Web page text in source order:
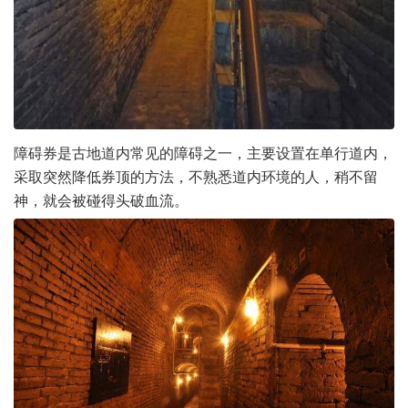
障碍券是古地道内常见的障碍之一，主要设置在单行道内，
采取突然降低券顶的方法，不熟悉道内环境的人，稍不留
神，就会被碰得头破血流。